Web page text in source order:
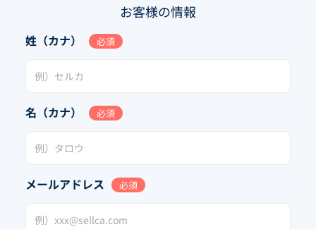
お客様の情報
姓（カナ） 必須
名（カナ） 必須
メールアドレス 必須